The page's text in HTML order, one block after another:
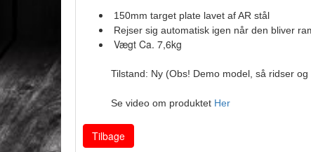
150mm target plate lavet af AR stål
Rejser sig automatisk igen når den bliver
Vægt Ca. 7,6kg
Tilstand: Ny (Obs! Demo model, så ridser
Se video om produktet Her
Tilbage